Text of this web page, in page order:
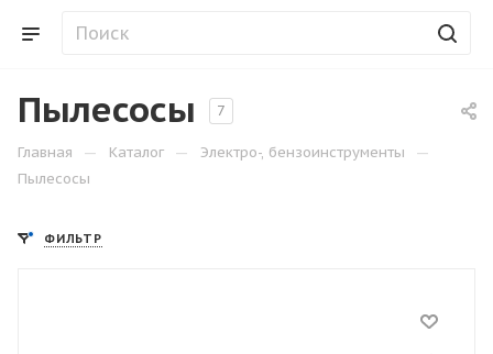
Пылесосы 7
Главная — Каталог — Электро-, бензоинструменты —
Пылесосы
ФИЛЬТР